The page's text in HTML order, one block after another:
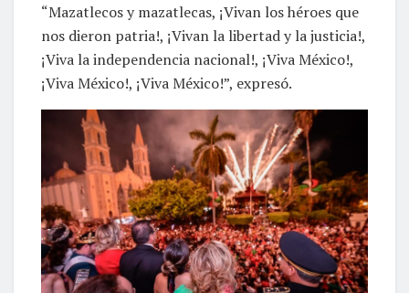
“Mazatlecos y mazatlecas, ¡Vivan los héroes que
nos dieron patria!, ¡Vivan la libertad y la justicia!,
¡Viva la independencia nacional!, ¡Viva México!,
¡Viva México!, ¡Viva México!”, expresó.